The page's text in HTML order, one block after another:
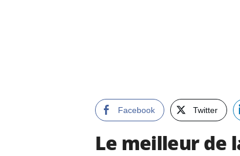
Facebook Twitter
Le meilleur de